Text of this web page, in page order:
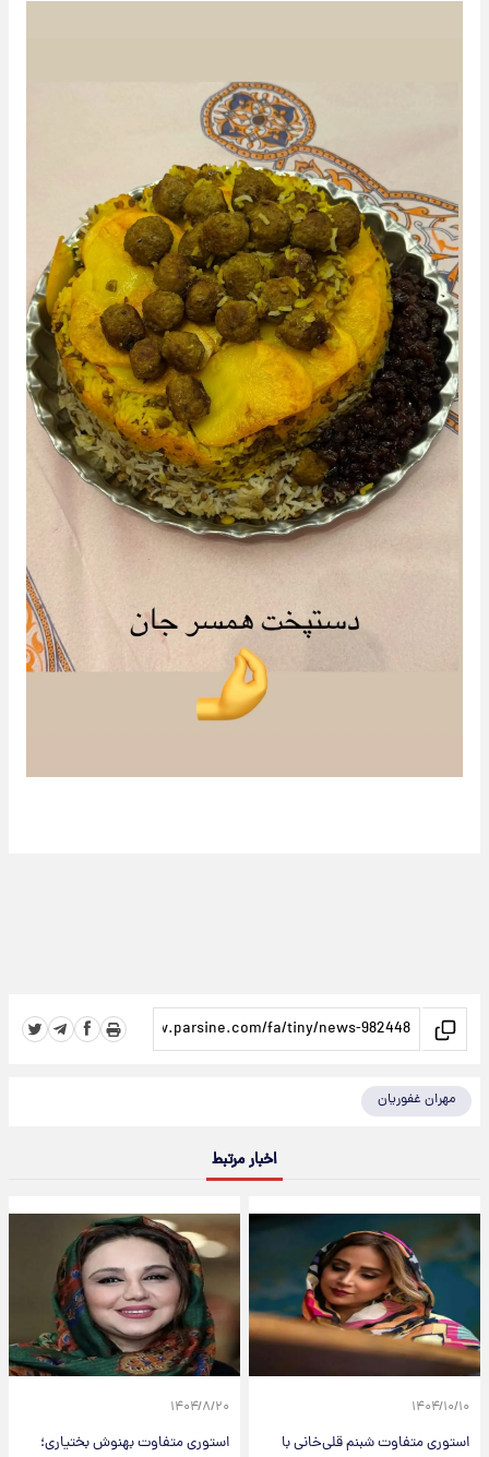
مهران غفوریان
اخبار مرتبط
۱۴۰۴/۱۰/۱۰
استوری متفاوت شبنم قلی‌خانی با
۱۴۰۴/۸/۲۰
استوری متفاوت بهنوش بختیاری؛